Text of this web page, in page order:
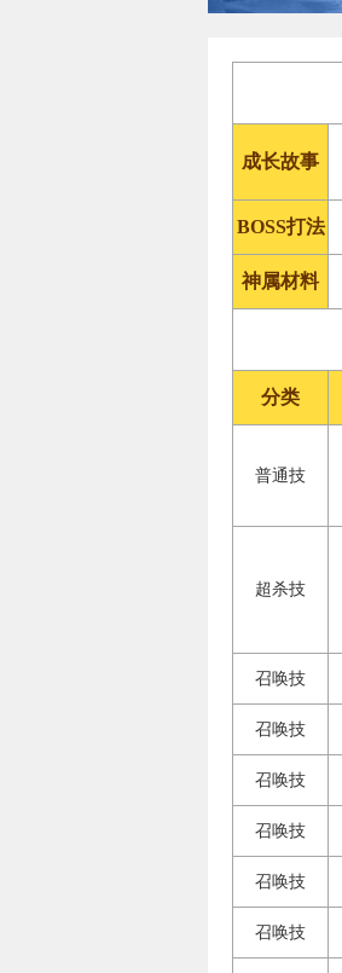
成长故事
BOSS打法
神属材料
分类
普通技
超杀技
召唤技
召唤技
召唤技
召唤技
召唤技
召唤技